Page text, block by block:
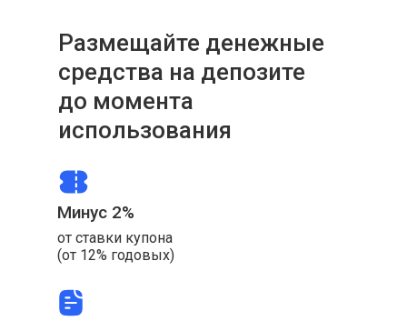
Минус 2%
от ставки купона
(от 12% годовых)
Размещайте денежные
средства на депозите
до момента
использования